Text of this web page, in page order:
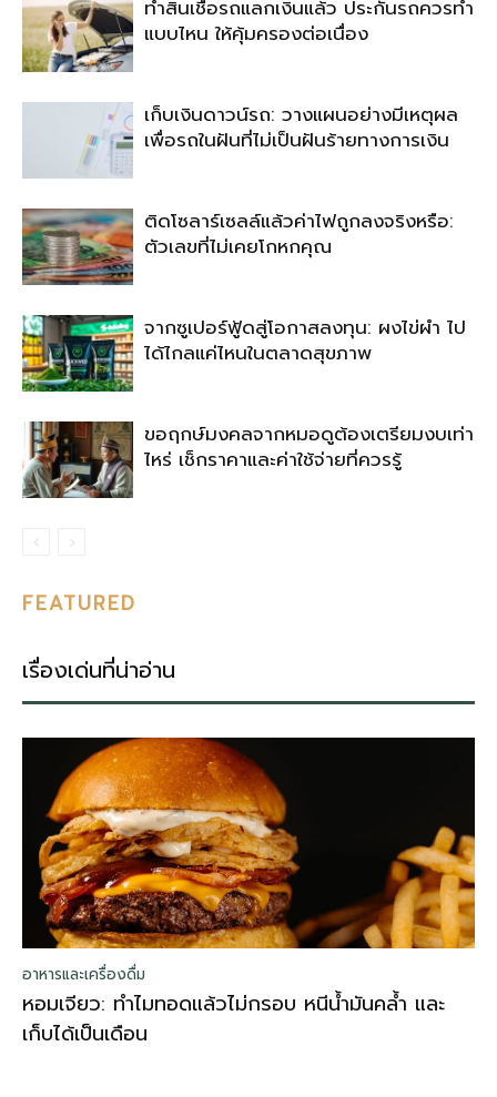
ทำสินเชื่อรถแลกเงินแล้ว ประกันรถควรทำ
แบบไหน ให้คุ้มครองต่อเนื่อง
เก็บเงินดาวน์รถ: วางแผนอย่างมีเหตุผล
เพื่อรถในฝันที่ไม่เป็นฝันร้ายทางการเงิน
ติดโซลาร์เซลล์แล้วค่าไฟถูกลงจริงหรือ:
ตัวเลขที่ไม่เคยโกหกคุณ
จากซูเปอร์ฟู้ดสู่โอกาสลงทุน: ผงไข่ผำ ไป
ได้ไกลแค่ไหนในตลาดสุขภาพ
ขอฤกษ์มงคลจากหมอดูต้องเตรียมงบเท่า
ไหร่ เช็กราคาและค่าใช้จ่ายที่ควรรู้
FEATURED
เรื่องเด่นที่น่าอ่าน
อาหารและเครื่องดื่ม
หอมเจียว: ทำไมทอดแล้วไม่กรอบ หนีน้ำมันคล้ำ และ
เก็บได้เป็นเดือน